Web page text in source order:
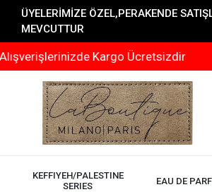
ÜYELERİMİZE ÖZEL,PERAKENDE
MEVCUTTUR
Kargo Ücretsizdir
KEFFIYEH/PALESTINE
SERIES
EAU DE